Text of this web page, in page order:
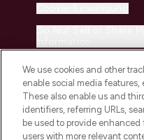
2026 THG Beauty Europe
We use cookies and other
enable social media
These also enable us and
identifiers, referring URLs,
be used to provide
users with more relevant